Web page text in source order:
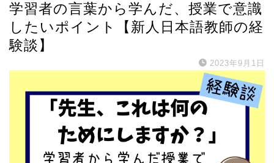
学習者の言葉から学んだ、授業で意識
したいポイント【新人日本語教師の経
験談】
2023年9月1日